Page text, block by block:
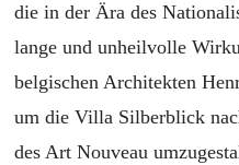
die in der Ära des
lange und unheilvolle
belgischen Architekten
um die Villa Silberblick
des Art Nouveau